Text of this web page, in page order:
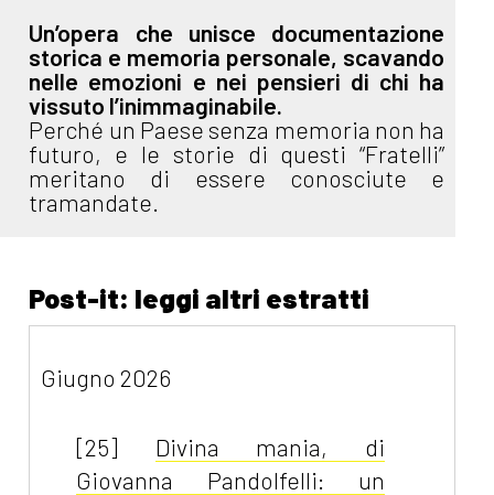
Un’opera che unisce documentazione
storica e memoria personale, scavando
nelle emozioni e nei pensieri di chi ha
vissuto l’inimmaginabile.
Perché un Paese senza memoria non ha
futuro, e le storie di questi “Fratelli”
meritano di essere conosciute e
tramandate.
Post-it: leggi altri estratti
Giugno 2026
[25] Divina mania, di
Giovanna Pandolfelli: un